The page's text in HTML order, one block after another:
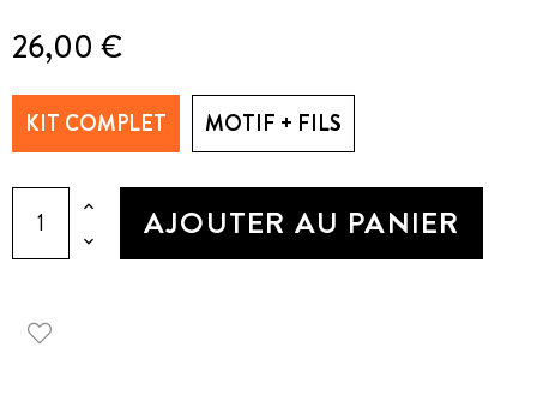
26,00 €
KIT COMPLET MOTIF + FILS
AJOUTER AU PANIER